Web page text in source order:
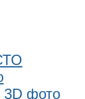
3D фото